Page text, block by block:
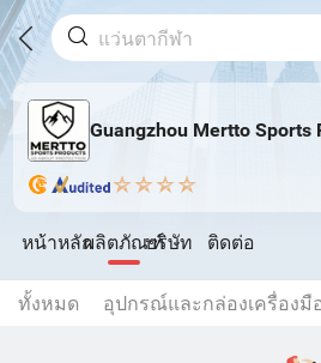
Guangzhou Mertto Sports
หน้าหลักผลิตภัณฑ์บริษัท ติดต่อ
ทั้งหมด อุปกรณ์และกล่องเครื่องมื